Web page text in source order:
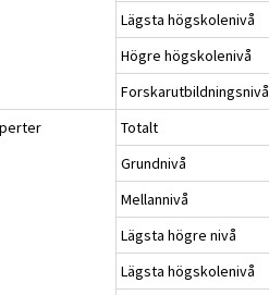
Lägsta högskolenivå
Högre högskolenivå
Forskarutbildningsnivå
Totalt
Grundnivå
Mellannivå
Lägsta högre nivå
Lägsta högskolenivå